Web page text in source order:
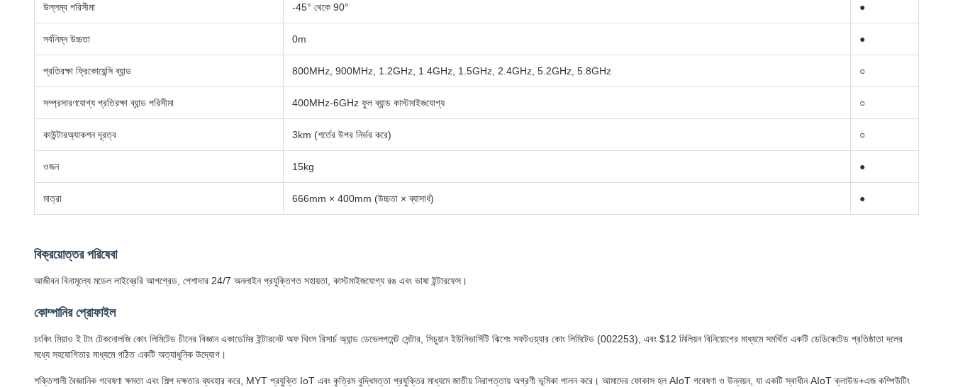
উল্লম্ব পরিসীমা -45° থেকে 90° ●
সর্বনিম্ন উচ্চতা 0m ●
প্রতিরক্ষা ফ্রিকোয়েন্সি ব্যান্ড 800MHz, 900MHz, 1.2GHz, 1.4GHz, 1.5GHz, 2.4GHz, 5.2GHz, 5.8GHz ○
সম্প্রসারণযোগ্য প্রতিরক্ষা ব্যান্ড পরিসীমা 400MHz-6GHz ফুল ব্যান্ড কাস্টমাইজযোগ্য ○
কাউন্টারঅ্যাকশন দূরত্ব 3km (শর্তের উপর নির্ভর করে) ○
ওজন 15kg ●
মাত্রা 666mm × 400mm (উচ্চতা × ব্যাসার্ধ) ●
বিক্রয়োত্তর পরিষেবা
আজীবন বিনামূল্যে মডেল লাইব্রেরি আপগ্রেড, পেশাদার 24/7 অনলাইন প্রযুক্তিগত সহায়তা, কাস্টমাইজযোগ্য রঙ এবং ভাষা ইন্টারফেস।
কোম্পানির প্রোফাইল
চংকিং মিয়াও ই টাং টেকনোলজি কোং লিমিটেড চীনের বিজ্ঞান একাডেমির ইন্টারনেট অফ থিংস রিসার্চ অ্যান্ড ডেভেলপমেন্ট সেন্টার, সিচুয়ান ইউনিভার্সিটি ঝিশেং সফটওয়্যার কোং লিমিটেড (002253), এবং $12 মিলিয়ন বিনিয়োগের মাধ্যমে সমর্থিত একটি ডেডিকেটেড প্রতিষ্ঠাতা দলের
মধ্যে সহযোগিতার মাধ্যমে গঠিত একটি অত্যাধুনিক উদ্যোগ।
শক্তিশালী বৈজ্ঞানিক গবেষণা ক্ষমতা এবং শিল্প দক্ষতার ব্যবহার করে, MYT প্রযুক্তি IoT এবং কৃত্রিম বুদ্ধিমত্তা প্রযুক্তির মাধ্যমে জাতীয় নিরাপত্তায় অগ্রণী ভূমিকা পালন করে। আমাদের ফোকাস হল AIoT গবেষণা ও উন্নয়ন, যা একটি স্বাধীন AIoT ক্লাউড+এজ কম্পিউটিং